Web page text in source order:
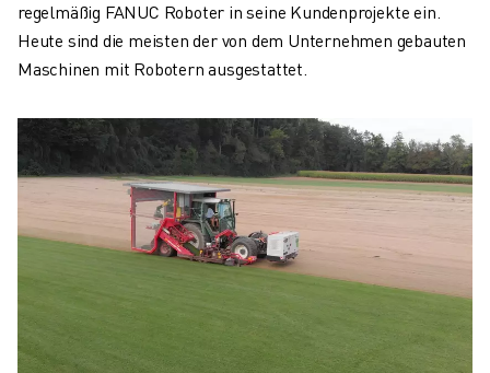
regelmäßig FANUC Roboter in seine Kundenprojekte ein.
Heute sind die meisten der von dem Unternehmen gebauten
Maschinen mit Robotern ausgestattet.